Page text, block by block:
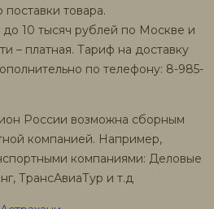
товара.
до 10 тысяч рублей по Москве и
– платная. Тариф на доставку
по телефону: 8-985-
России возможна сборным
компанией. Например,
компаниями: Деловые
ТрансАвиаТур и т.д